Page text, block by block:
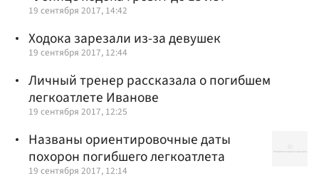
19 сентября 2017, 14:42
Ходока зарезали из-за девушек
19 сентября 2017, 12:44
Личный тренер рассказала о погибшем
легкоатлете Иванове
19 сентября 2017, 12:25
Названы ориентировочные даты
похорон погибшего легкоатлета
19 сентября 2017, 12:14